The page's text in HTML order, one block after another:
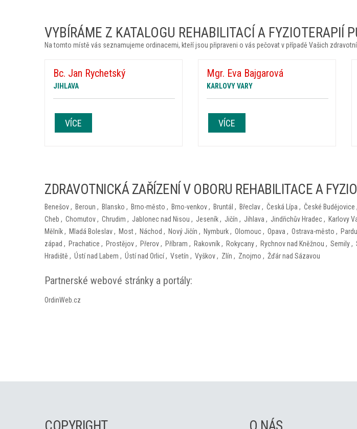
VYBÍRÁME Z KATALOGU REHABILITACÍ A FYZIOTERAPIÍ
Na tomto místě vás seznamujeme ordinacemi, kteří jsou připraveni o vás pečovat v případě Vašich
Bc. Jan Rychetský
JIHLAVA
VÍCE
Mgr. Eva Bajgarová
KARLOVY VARY
VÍCE
ZDRAVOTNICKÁ ZAŘÍZENÍ V OBORU REHABILITACE A
Benešov, Beroun , Blansko , Brno-město , Brno-venkov, Bruntál , Břeclav, Česká Lípa , České Budějovice ,
Cheb , Chomutov, Chrudim , Jablonec nad Nisou , Jeseník, Jičín , Jihlava , Jindřichův Hradec, Karlovy
Mělník, Mladá Boleslav, Most, Náchod , Nový Jičín , Nymburk, Olomouc, Opava , Ostrava-město ,
západ , Prachatice , Prostějov, Přerov, Příbram , Rakovník, Rokycany, Rychnov nad Kněžnou , Semily,
Hradiště , Ústí nad Labem , Ústí nad Orlicí, Vsetín , Vyškov, Zlín , Znojmo , Žďár nad Sázavou
Partnerské webové stránky a portály:
OrdinWeb.cz